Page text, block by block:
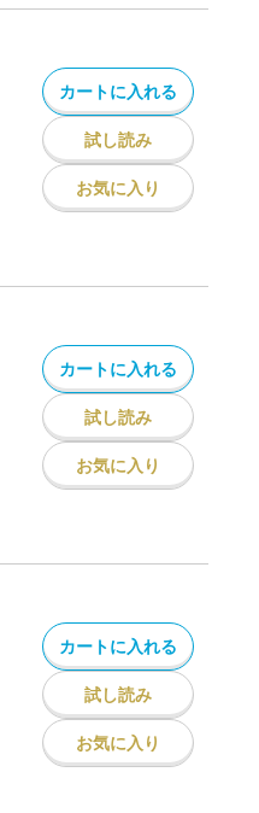
カートに入れる
試し読み
お気に入り
カートに入れる
試し読み
お気に入り
カートに入れる
試し読み
お気に入り